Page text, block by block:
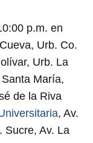
p.m. en
Urb. Co.
Urb. La
María,
de la Riva
, Av.
Sucre, Av. La